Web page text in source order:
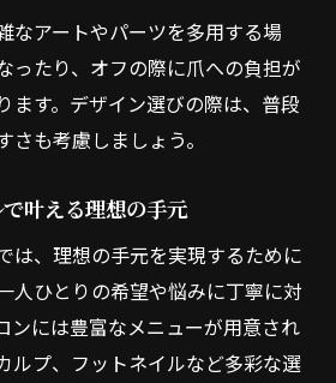
なアートやパーツを多用する場
ったり、オフの際に爪への負担が
ます。デザイン選びの際は、普段
も考慮しましょう。
叶える理想の手元
は、理想の手元を実現するために
人ひとりの希望や悩みに丁寧に対
ンには豊富なメニューが用意され
ルプ、フットネイルなど多彩な選